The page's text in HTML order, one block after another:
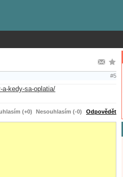
#5
a-kedy-sa-oplatia/
(+0) Nesouhlasím (-0) Odpovědět